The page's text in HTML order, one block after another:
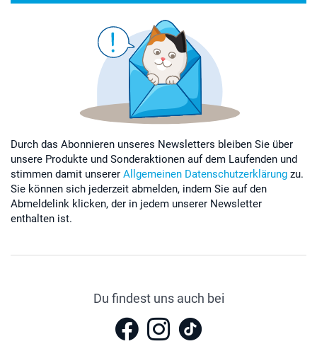
Durch das Abonnieren unseres Newsletters bleiben Sie über
unsere Produkte und Sonderaktionen auf dem Laufenden und
stimmen damit unserer Allgemeinen Datenschutzerklärung zu.
Sie können sich jederzeit abmelden, indem Sie auf den
Abmeldelink klicken, der in jedem unserer Newsletter
enthalten ist.
Du findest uns auch bei